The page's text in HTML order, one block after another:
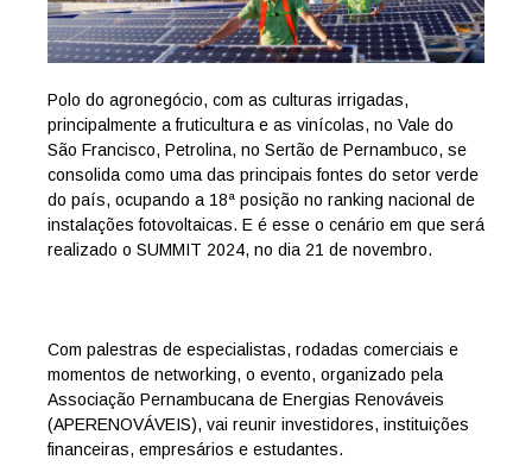
Polo do agronegócio, com as culturas irrigadas,
principalmente a fruticultura e as vinícolas, no Vale do
São Francisco, Petrolina, no Sertão de Pernambuco, se
consolida como uma das principais fontes do setor verde
do país, ocupando a 18ª posição no ranking nacional de
instalações fotovoltaicas. E é esse o cenário em que será
realizado o SUMMIT 2024, no dia 21 de novembro.
Com palestras de especialistas, rodadas comerciais e
momentos de networking, o evento, organizado pela
Associação Pernambucana de Energias Renováveis
(APERENOVÁVEIS), vai reunir investidores, instituições
financeiras, empresários e estudantes.